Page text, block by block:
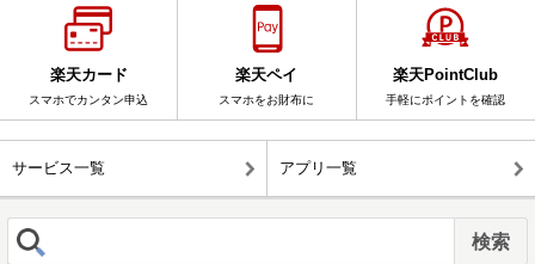
楽天カード
スマホでカンタン申込
楽天ペイ
スマホをお財布に
楽天PointClub
手軽にポイントを確認
サービス一覧 アプリ一覧